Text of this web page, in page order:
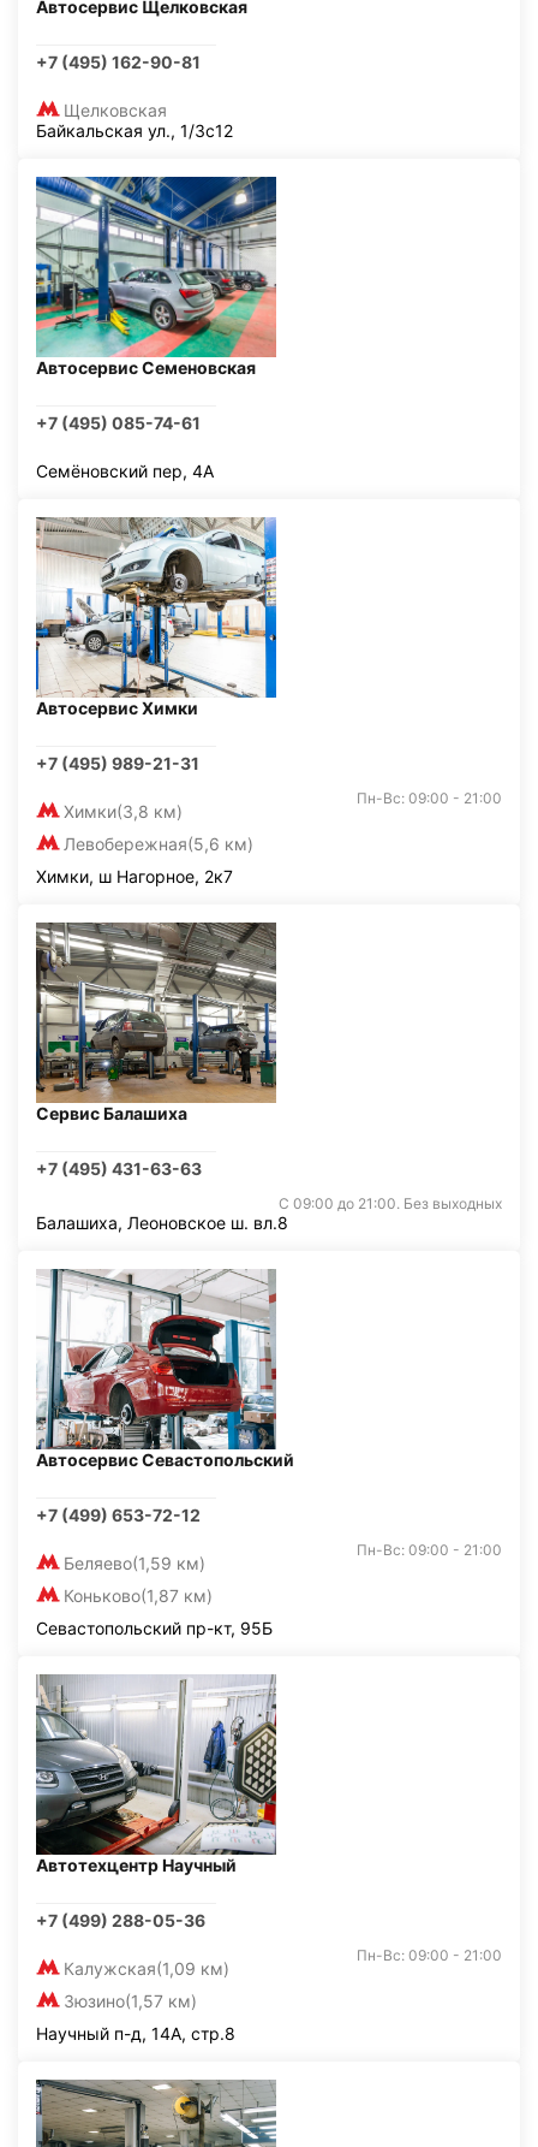
Автосервис Щелковская
+7 (495) 162-90-81
Щелковская
Байкальская ул., 1/3с12
Автосервис Семеновская
+7 (495) 085-74-61
Семёновский пер, 4А
Автосервис Химки
+7 (495) 989-21-31
Химки(3,8 км)
Левобережная(5,6 км)
Пн-Вс: 09:00 - 21:00
Химки, ш Нагорное, 2к7
Сервис Балашиха
+7 (495) 431-63-63
С 09:00 до 21:00. Без выходных
Балашиха, Леоновское ш. вл.8
Автосервис Севастопольский
+7 (499) 653-72-12
Беляево(1,59 км)
Коньково(1,87 км)
Пн-Вс: 09:00 - 21:00
Севастопольский пр-кт, 95Б
Автотехцентр Научный
+7 (499) 288-05-36
Калужская(1,09 км)
Зюзино(1,57 км)
Пн-Вс: 09:00 - 21:00
Научный п-д, 14А, стр.8